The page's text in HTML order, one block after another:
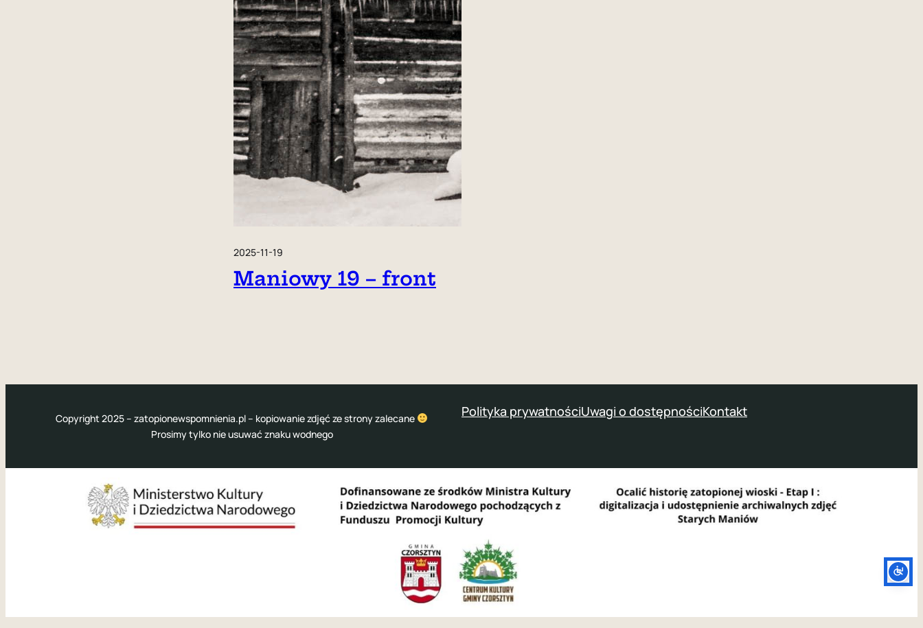
2025-11-19
Maniowy 19 – front
Copyright 2025 – zatopionewspomnienia.pl – kopiowanie zdjęć ze strony zalecane
Prosimy tylko nie usuwać znaku wodnego
Polityka prywatnościUwagi o dostępnościKontakt